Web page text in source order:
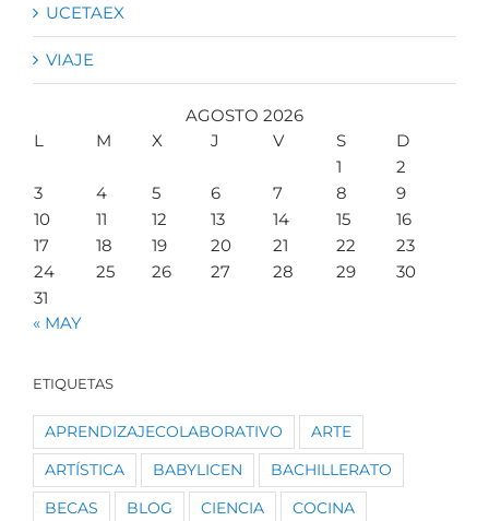
UCETAEX
VIAJE
AGOSTO 2026
L
M X J V S
D
1
2
3
4 5 6 7 8
9
10
11 12 13 14 15
16
17
18 19 20 21 22
23
24
25 26 27 28 29
30
31
« MAY
ETIQUETAS
APRENDIZAJECOLABORATIVO ARTE
ARTÍSTICA BABYLICEN BACHILLERATO
BECAS BLOG CIENCIA COCINA